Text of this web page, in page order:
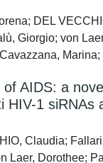
DEL
Giorgio; von
AIDS: a
HIV-1 siRNAs
Claudia;
Laer, Dorothee;